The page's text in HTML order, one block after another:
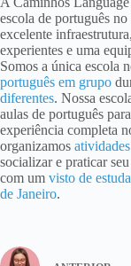
escola de português
excelente
experientes e uma
Somos a única escola
português em grupo
diferentes. Nossa
aulas de português
experiência completa
organizamos
socializar e praticar
com um visto de
de Janeiro.